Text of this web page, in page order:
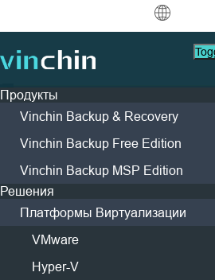
Скачать Поддержка
Deutsch
Français
Защита данных
Резервное копирование
Мгновенная репликация
Архивирование
Оркестрация заданий
Виртуальный
VMware
Hyper-V
Proxmox
XCP-ng
H3C CAS/UIS
Ресурсы поддержки
FAQs
How To Видео
Центр помощи
Живые Мероприятия
Вебинары
Живой Демо
Руководство по Покупке
Как Купить
Политики Лицензии
Контакт
Запросить Цену
Стать Партнером
Стать Партнером
Найти Партнера
Найти Локального Партнера
Доступ к Порталу Партнеров
Партнерский Портал
Компания
О Vinchin
Лидерство
Контакты
СМИ
Новости & Мероприятия
Кейсы Клиентов
Продукты
Vinchin Backup & Recovery
Vinchin Backup Free Edition
Vinchin Backup MSP Edition
Решения
Платформы Виртуализации
VMware
Hyper-V
Решение Vinchin
проверки
обеспечьте точное
восстановление,
надежную
бизнеса